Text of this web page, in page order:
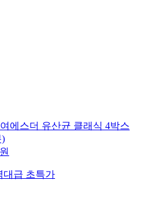
에스더 유산균 클래식 4박스
)
대급 초특가